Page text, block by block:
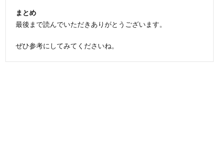
まとめ
最後まで読んでいただきありがとうございます。
ぜひ参考にしてみてくださいね。